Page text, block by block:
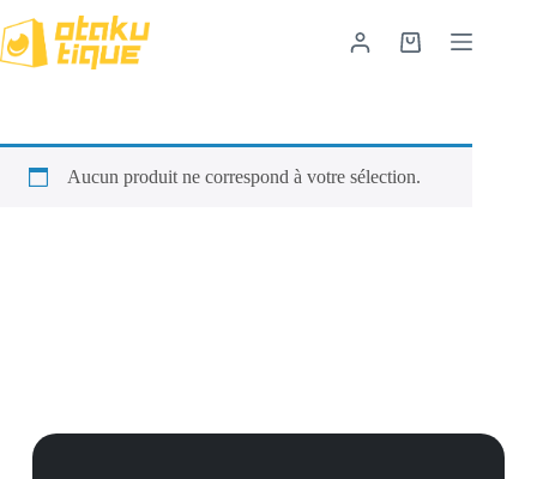
Aucun produit ne correspond à votre sélection.